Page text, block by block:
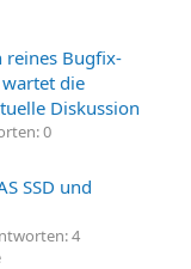
reines Bugfix-
wartet die
Diskussion
0
SSD und
4